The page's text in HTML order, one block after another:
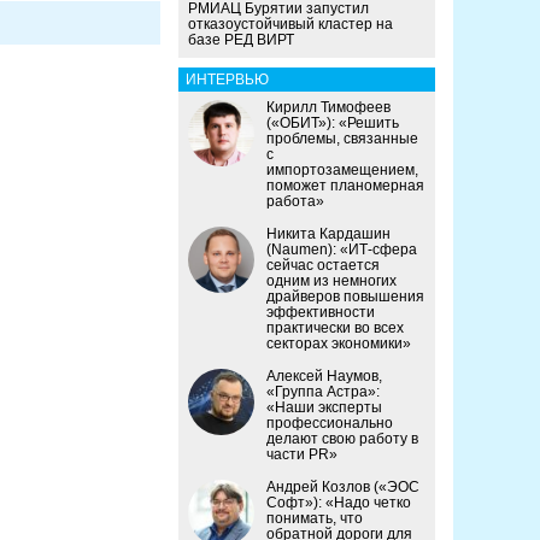
РМИАЦ Бурятии запустил
отказоустойчивый кластер на
базе РЕД ВИРТ
ИНТЕРВЬЮ
Кирилл Тимофеев
(«ОБИТ»): «Решить
проблемы, связанные
с
импортозамещением,
поможет планомерная
работа»
Никита Кардашин
(Naumen): «ИТ-сфера
сейчас остается
одним из немногих
драйверов повышения
эффективности
практически во всех
секторах экономики»
Алексей Наумов,
«Группа Астра»:
«Наши эксперты
профессионально
делают свою работу в
части PR»
Андрей Козлов («ЭОС
Софт»): «Надо четко
понимать, что
обратной дороги для